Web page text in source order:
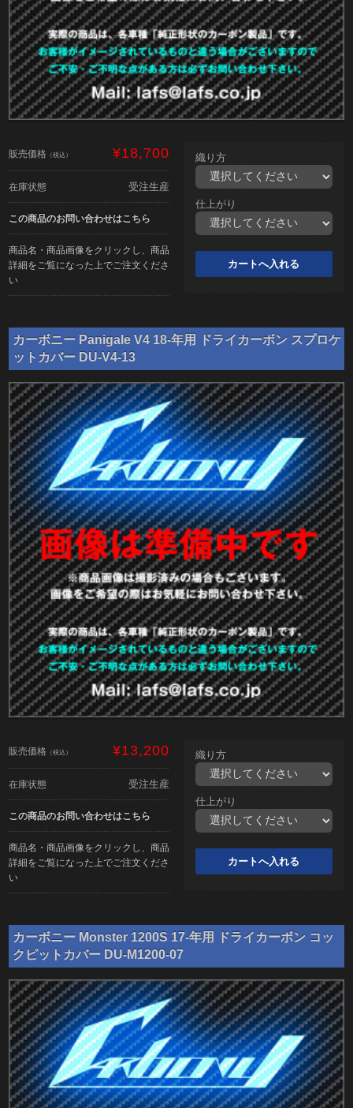
販売価格 （税込） ¥18,700
在庫状態 受注生産
この商品のお問い合わせはこちら
商品名・商品画像をクリックし、商品
詳細をご覧になった上でご注文くださ
い
織り方
仕上がり
カーボニー Panigale V4 18-年用 ドライカーボン スプロケ
ットカバー DU-V4-13
販売価格 （税込） ¥13,200
在庫状態 受注生産
この商品のお問い合わせはこちら
商品名・商品画像をクリックし、商品
詳細をご覧になった上でご注文くださ
い
織り方
仕上がり
カーボニー Monster 1200S 17-年用 ドライカーボン コッ
クピットカバー DU-M1200-07